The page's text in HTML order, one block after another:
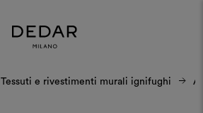
Tessuti e rivestimenti murali ignifughi